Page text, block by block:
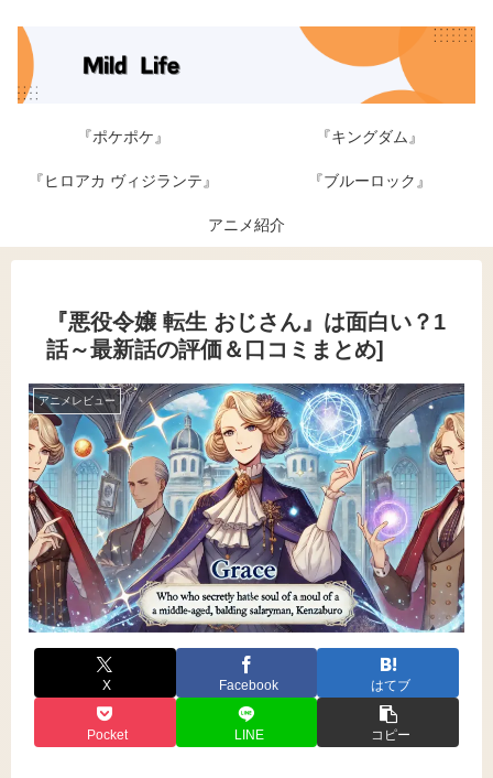
『ポケポケ』 『キングダム』
『ヒロアカ ヴィジランテ』 『ブルーロック』
アニメ紹介
『悪役令嬢 転生 おじさん』は面白い？1
話～最新話の評価＆口コミまとめ]
アニメレビュー
X Facebook はてブ
Pocket LINE コピー